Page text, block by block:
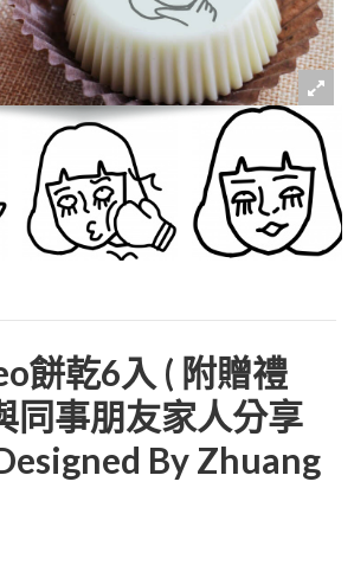
餅乾6入 ( 附贈禮
同事朋友家人分享
By Zhuang